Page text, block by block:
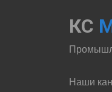
КС
Наши